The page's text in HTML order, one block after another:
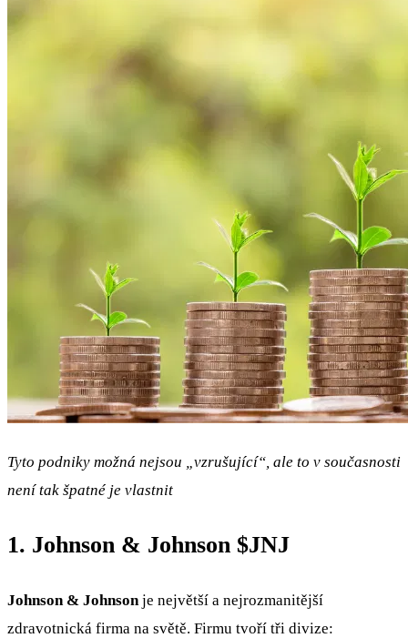
Tyto podniky možná nejsou „vzrušující“, ale to v současnosti
není tak špatné je vlastnit
1. Johnson & Johnson $JNJ
Johnson & Johnson je největší a nejrozmanitější
zdravotnická firma na světě. Firmu tvoří tři divize: